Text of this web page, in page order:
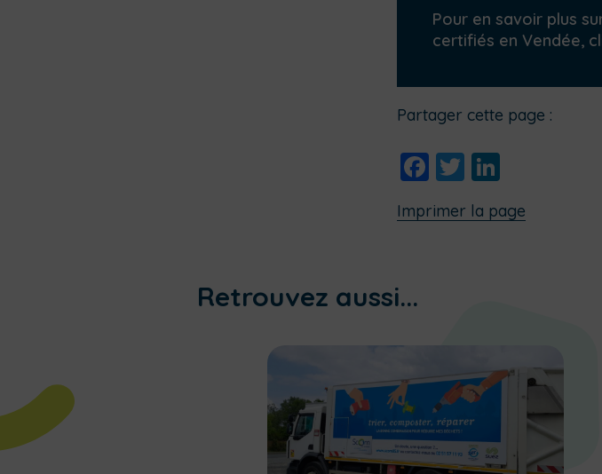
Pour en savoir plus
certifiés en Vendée,
Partager cette page :
Facebook
Twitter
Imprimer la page
Retrouvez aussi...